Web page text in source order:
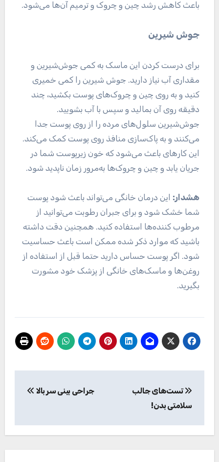
باعث کاهش رشد چین و چروک و ترمیم آن‌ها می‌شود.
جوش شیرین
برای درست کردن این ماسک به کمی جوش‌شیرین و
مقداری آب نیاز دارید. جوش شیرین را کمی خمیری
کنید و به روی چین و چروک‌های پوست بکشید، چند
دقیقه روی آن بمالید و سپس با آب بشویید.
جوش‌شیرین سلول‌های مرده را از روی پوست جدا
می‌کنند و به پاک‌سازی منافذ روی پوست کمک می‌کند.
این کار‌های باعث می‌شود که خون زیرپوست شما در
جریان یابد و چین و چروک‌ها به‌مرور زمان ناپدید شود.
هشدار: این درمان خانگی می‌تواند باعث شود پوست
شما خشک شود و برای جبران رطوبت می‌توانید از
مرطوب کننده‌ها استفاده کنید. همچنین دقت داشته
باشید که موارد ذکر شده ممکن است باعث حساسیت
شود. اگر پوست حساس دارید حتما قبل از استفاده از
روغن‌ها و ماسک‌های خانگی از پزشک خود مشورت
بگیرید.
نوشته
تست‌های جالب
سلامتی بدن!
جراحی بینی سر بالا